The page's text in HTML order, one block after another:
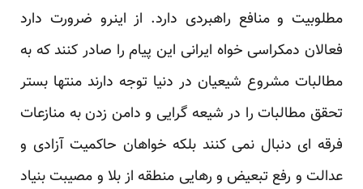
مطلوبیت و منافع راهبردی دارد. از اینرو ضرورت دارد
فعالان دمکراسی خواه ایرانی این پیام را صادر کنند که به
مطالبات مشروع شیعیان در دنیا توجه دارند منتها بستر
تحقق مطالبات را در شیعه گرایی و دامن زدن به منازعات
فرقه ای دنبال نمی کنند بلکه خواهان حاکمیت آزادی و
عدالت و رفع تبعیض و رهایی منطقه از بلا و مصیبت بنیاد